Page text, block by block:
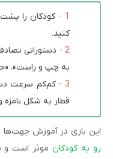
کودکان را
کنید.
دستوراتی
به چپ و راست»،
کم‌کم سرعت
قطار به شکل بامزه
این بازی در آموزش
رو به کودکان موثر است و